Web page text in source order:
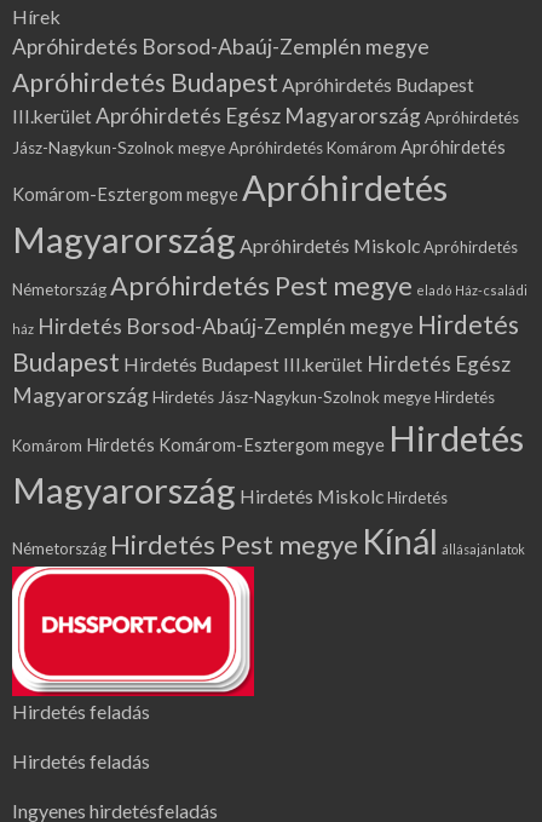
Hírek
Apróhirdetés Borsod-Abaúj-Zemplén megye
Apróhirdetés Budapest Apróhirdetés Budapest
III.kerületApróhirdetés Egész MagyarországApróhirdetés
Jász-Nagykun-Szolnok megyeApróhirdetés Komárom Apróhirdetés
Komárom-Esztergom megye Apróhirdetés
Magyarország Apróhirdetés MiskolcApróhirdetés
NémetországApróhirdetés Pest megye eladó Ház-családi
ház Hirdetés Borsod-Abaúj-Zemplén megye Hirdetés
Budapest Hirdetés Budapest III.kerület Hirdetés Egész
MagyarországHirdetés Jász-Nagykun-Szolnok megyeHirdetés
Komárom Hirdetés Komárom-Esztergom megye Hirdetés
Magyarország Hirdetés MiskolcHirdetés
Németország Hirdetés Pest megye Kínál állásajánlatok
Hirdetés feladás
Hirdetés feladás
Ingyenes hirdetésfeladás